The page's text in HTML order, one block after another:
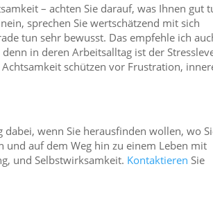
– achten Sie darauf, was Ihnen gut
sprechen Sie wertschätzend mit sich
tun sehr bewusst. Das empfehle ich
in deren Arbeitsalltag ist der
schützen vor Frustration,
wenn Sie herausfinden wollen, wo
und auf dem Weg hin zu einem Leben mit
und Selbstwirksamkeit. Kontaktieren Sie